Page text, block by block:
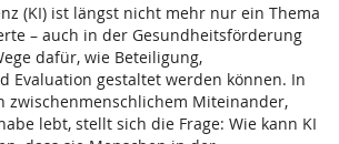
(KI) ist längst nicht mehr nur ein Thema
– auch in der Gesundheitsförderung
dafür, wie Beteiligung,
Evaluation gestaltet werden können. In
zwischenmenschlichem Miteinander,
lebt, stellt sich die Frage: Wie kann KI